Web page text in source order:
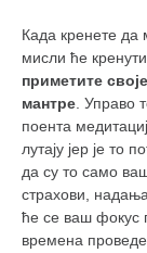
Када кренете
мисли ће
приметите
мантре . Управо
поента
лутају јер је то
да су то само
страхови,
ће се ваш фокус
времена